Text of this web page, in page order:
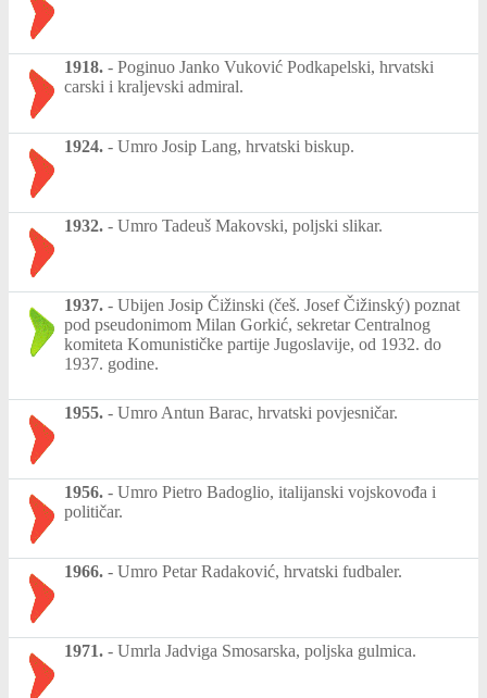
1918. - Poginuo Janko Vuković Podkapelski, hrvatski
carski i kraljevski admiral.
1924. - Umro Josip Lang, hrvatski biskup.
1932. - Umro Tadeuš Makovski, poljski slikar.
1937. - Ubijen Josip Čižinski (češ. Josef Čižinský) poznat
pod pseudonimom Milan Gorkić, sekretar Centralnog
komiteta Komunističke partije Jugoslavije, od 1932. do
1937. godine.
1955. - Umro Antun Barac, hrvatski povjesničar.
1956. - Umro Pietro Badoglio, italijanski vojskovođa i
političar.
1966. - Umro Petar Radaković, hrvatski fudbaler.
1971. - Umrla Jadviga Smosarska, poljska gulmica.